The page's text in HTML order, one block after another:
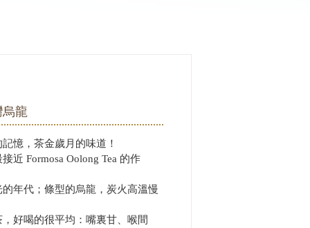
烏龍
憶，茶金歲月的味道！
近 Formosa Oolong Tea 的作
年代；條型的烏龍，炭火高溫慢
好喝的很平均：嘴裏甘、喉間